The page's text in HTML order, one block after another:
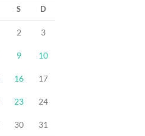
S D
2 3
9 10
16 17
23 24
30 31